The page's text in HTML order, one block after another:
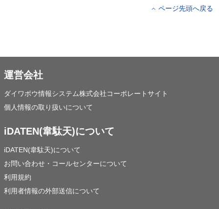
ページ先頭へ戻る
運営会社
ダイワボウ情報システム株式会社コーポレートサイト
個人情報の取り扱いについて
iDATEN(韋駄天)について
iDATEN(韋駄天)について
お問い合わせ・コールセンターについて
利用規約
利用者情報の外部送信について